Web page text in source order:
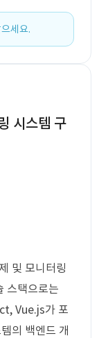
세요.
시스템 구
및 모니터링
스택으로는
Vue.js가 포
의 백엔드 개